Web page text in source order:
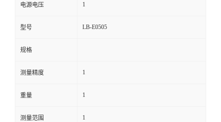
线
电源电压 1
型号 LB-E0505
规格
测量精度 1
重量 1
测量范围 1